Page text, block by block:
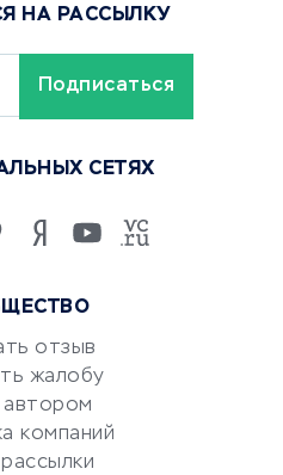
отзыв
жалобу
автором
компаний
НА РАССЫЛКУ
СЕТЯХ